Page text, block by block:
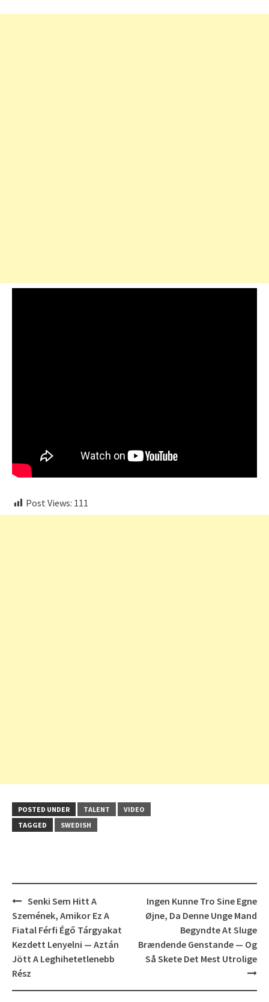
Post Views: 111
POSTED UNDER TALENT
VIDEO
TAGGED
SWEDISH
Post
navigation
Senki Sem Hitt A
Szemének, Amikor Ez A
Fiatal Férfi Égő Tárgyakat
Kezdett Lenyelni — Aztán
Jött A Leghihetetlenebb
Rész
Ingen Kunne Tro Sine Egne
Øjne, Da Denne Unge Mand
Begyndte At Sluge
Brændende Genstande — Og
Så Skete Det Mest Utrolige